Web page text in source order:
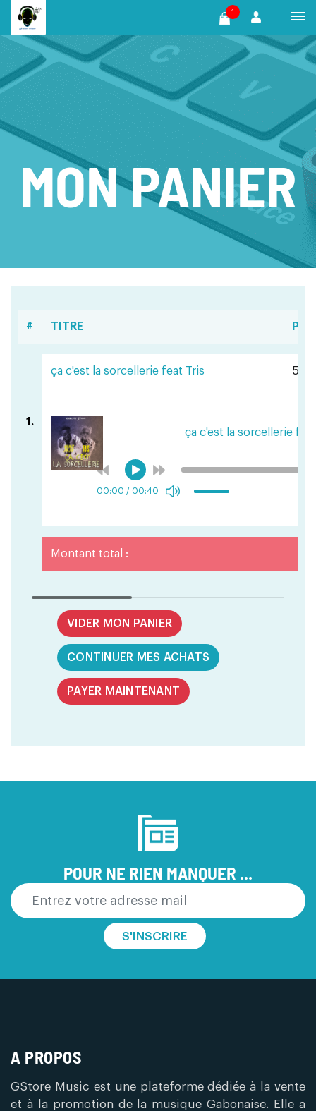
1
MON PANIER
# TITRE
ça c'est la sorcellerie feat Tris 501
1.
ça c'est la sorcellerie
00:00 / 00:40
Montant total :
VIDER MON PANIER
CONTINUER MES ACHATS
PAYER MAINTENANT
POUR NE RIEN MANQUER ...
S'INSCRIRE
A PROPOS
GStore Music est une plateforme dédiée à la vente
et à la promotion de la musique Gabonaise. Elle a